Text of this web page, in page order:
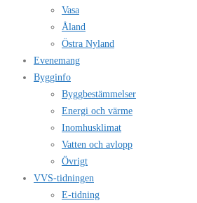
Vasa
Åland
Östra Nyland
Evenemang
Bygginfo
Byggbestämmelser
Energi och värme
Inomhusklimat
Vatten och avlopp
Övrigt
VVS-tidningen
E-tidning